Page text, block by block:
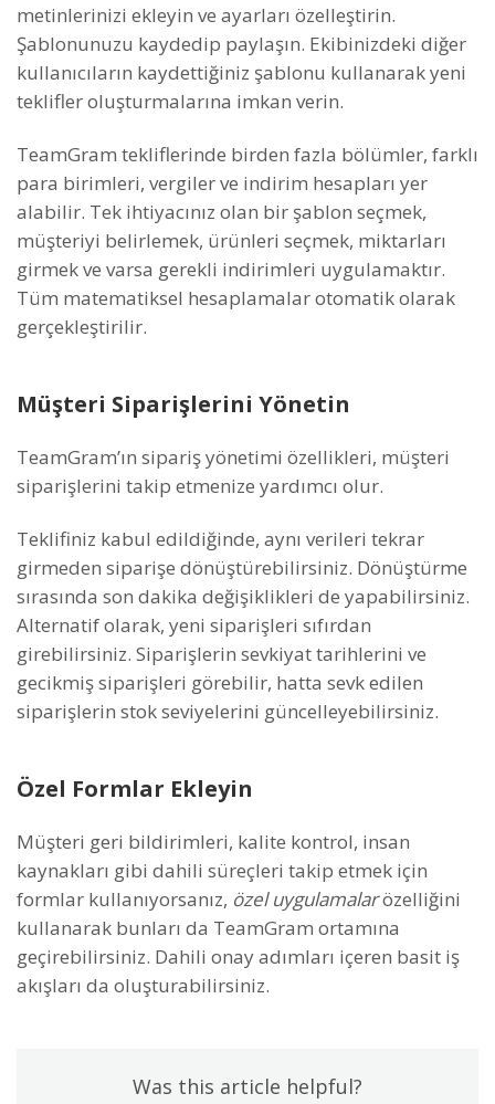
metinlerinizi ekleyin ve ayarları özelleştirin.
Şablonunuzu kaydedip paylaşın. Ekibinizdeki diğer
kullanıcıların kaydettiğiniz şablonu kullanarak yeni
teklifler oluşturmalarına imkan verin.
TeamGram tekliflerinde birden fazla bölümler, farklı
para birimleri, vergiler ve indirim hesapları yer
alabilir. Tek ihtiyacınız olan bir şablon seçmek,
müşteriyi belirlemek, ürünleri seçmek, miktarları
girmek ve varsa gerekli indirimleri uygulamaktır.
Tüm matematiksel hesaplamalar otomatik olarak
gerçekleştirilir.
Müşteri Siparişlerini Yönetin
TeamGram’ın sipariş yönetimi özellikleri, müşteri
siparişlerini takip etmenize yardımcı olur.
Teklifiniz kabul edildiğinde, aynı verileri tekrar
girmeden siparişe dönüştürebilirsiniz. Dönüştürme
sırasında son dakika değişiklikleri de yapabilirsiniz.
Alternatif olarak, yeni siparişleri sıfırdan
girebilirsiniz. Siparişlerin sevkiyat tarihlerini ve
gecikmiş siparişleri görebilir, hatta sevk edilen
siparişlerin stok seviyelerini güncelleyebilirsiniz.
Özel Formlar Ekleyin
Müşteri geri bildirimleri, kalite kontrol, insan
kaynakları gibi dahili süreçleri takip etmek için
formlar kullanıyorsanız, özel uygulamalarözelliğini
kullanarak bunları da TeamGram ortamına
geçirebilirsiniz. Dahili onay adımları içeren basit iş
akışları da oluşturabilirsiniz.
Was this article helpful?